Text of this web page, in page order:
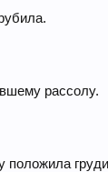
рассолу.
положила